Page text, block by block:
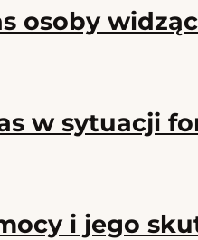
osoby
w sytuacji
i jego